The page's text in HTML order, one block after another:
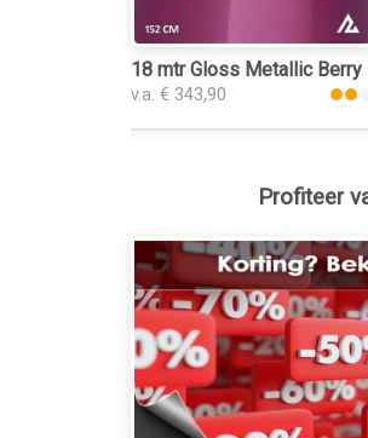
18 mtr Gloss Metallic
v.a. € 343,90
Profiteer